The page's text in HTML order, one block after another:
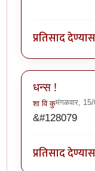
प्रतिसाद
धन्स !
शा वि कुमंगळवार,
&#128079
प्रतिसाद